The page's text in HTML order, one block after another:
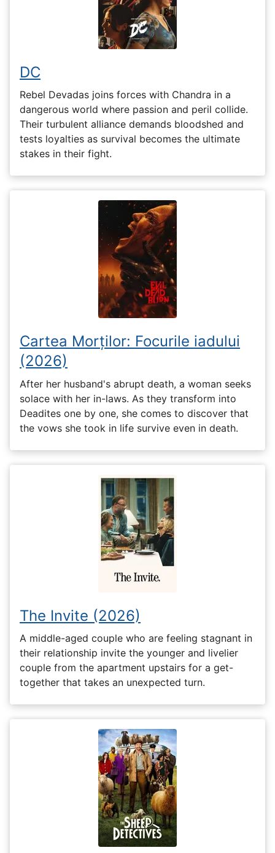
DC
Rebel Devadas joins forces with Chandra in a
dangerous world where passion and peril collide.
Their turbulent alliance demands bloodshed and
tests loyalties as survival becomes the ultimate
stakes in their fight.
Cartea Morților: Focurile iadului
(2026)
After her husband's abrupt death, a woman seeks
solace with her in-laws. As they transform into
Deadites one by one, she comes to discover that
the vows she took in life survive even in death.
The Invite (2026)
A middle-aged couple who are feeling stagnant in
their relationship invite the younger and livelier
couple from the apartment upstairs for a get-
together that takes an unexpected turn.